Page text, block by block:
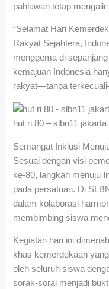
pahlawan tetap
“Selamat Hari
Rakyat Sejahtera,
menggema di
kemajuan Indonesia
rakyat—tanpa
hut ri 80 – slbn11 jakarta
Semangat Inklusi
Sesuai dengan visi
ke-80, langkah menuju
pada persatuan. Di
dalam kolaborasi
membimbing siswa
Kegiatan hari ini
khas kemerdekaan
oleh seluruh siswa
sorak-sorai menjadi